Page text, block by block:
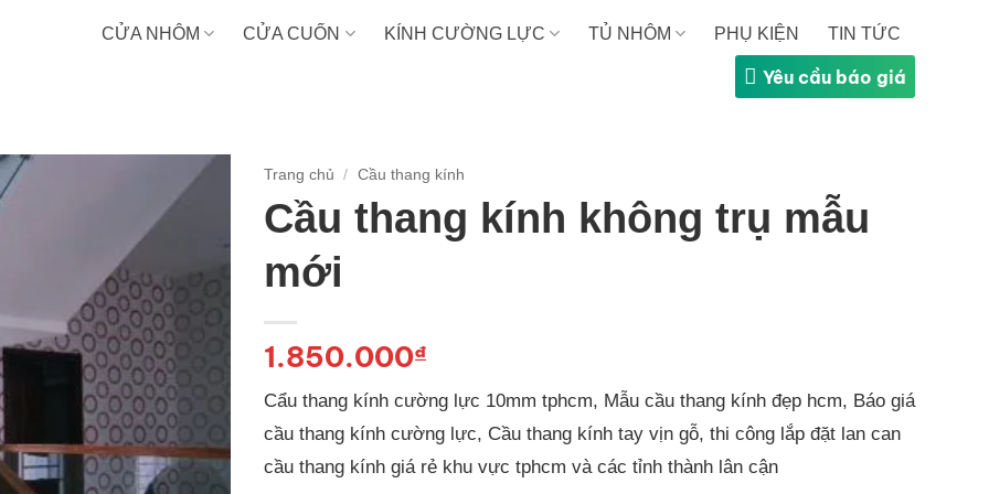
CỬA NHÔM CỬA CUỐN KÍNH CƯỜNG LỰC TỦ NHÔM PHỤ KIỆN TIN TỨC
Yêu cầu báo giá
Trang chủ / Cầu thang kính
Cầu thang kính không trụ mẫu
mới
1.850.000₫
Cẩu thang kính cường lực 10mm tphcm, Mẫu cầu thang kính đẹp hcm, Báo giá
cầu thang kính cường lực, Cầu thang kính tay vịn gỗ, thi công lắp đặt lan can
cầu thang kính giá rẻ khu vực tphcm và các tỉnh thành lân cận